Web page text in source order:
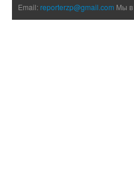
Email:reporterzp@gmail.com Мы в